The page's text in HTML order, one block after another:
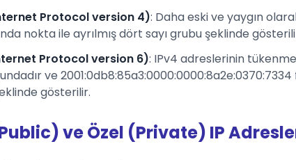
Protocol version 4): Daha eski ve yaygın
nokta ile ayrılmış dört sayı grubu şeklinde
Protocol version 6): IPv4 adreslerinin
ve
gösterilir.
ve Özel (Private) IP